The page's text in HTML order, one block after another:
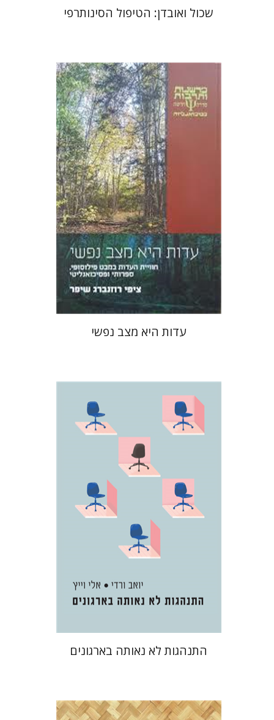
שכול ואובדן: הטיפול הסינותרפי
ציפי רוזנברג שיפר
הנחת אתר ספר מודפס
$30
$27
עדות היא מצב נפשי
יואב ורדי
$32
התנהגות לא נאותה בארגונים